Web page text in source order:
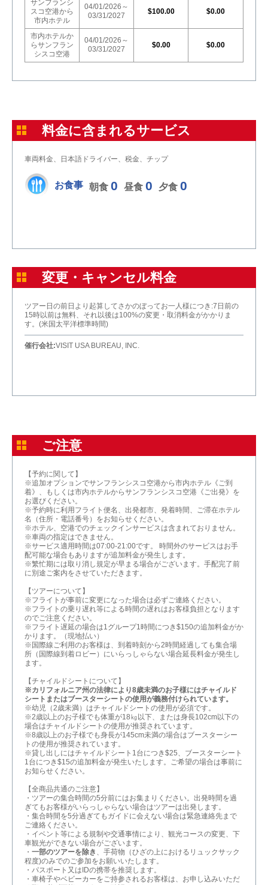
サンフランシ
スコ空港から
市内ホテル
04/01/2026～
03/31/2027
$100.00 $0.00
市内ホテルか
らサンフラン
シスコ空港
04/01/2026～
03/31/2027
$0.00 $0.00
料金に含まれるサービス
車両料金、日本語ドライバー、税金、チップ
お食事 朝食 0 昼食 0 夕食 0
変更・キャンセル料金
ツアー日の前日より起算してさかのぼってお一人様につき:7日前の
15時以前は無料、それ以後は100%の変更・取消料金がかかりま
す。(米国太平洋標準時間)
催行会社:VISIT USA BUREAU, INC.
ご注意
【予約に関して】
※追加オプションでサンフランシスコ空港から市内ホテル《ご到
着》、もしくは市内ホテルからサンフランシスコ空港《ご出発》を
お選びください。
※予約時に利用フライト便名、出発都市、発着時間、ご滞在ホテル
名（住所・電話番号）をお知らせください。
※ホテル、空港でのチェックインサービスは含まれておりません。
※車両の指定はできません。
※サービス適用時間は07:00-21:00です。 時間外のサービスはお手
配可能な場合もありますが追加料金が発生します。
※繁忙期には取り消し規定が早まる場合がございます。手配完了前
に別途ご案内をさせていただきます。
【ツアーについて】
※フライトが事前に変更になった場合は必ずご連絡ください。
※フライトの乗り遅れ等による時間の遅れはお客様負担となります
のでご注意ください。
※フライト遅延の場合は1グループ1時間につき$150の追加料金がか
かります。（現地払い）
※国際線ご利用のお客様は、到着時刻から2時間経過しても集合場
所（国際線到着ロビー）にいらっしゃらない場合延長料金が発生し
ます。
【チャイルドシートについて】
※カリフォルニア州の法律により8歳未満のお子様にはチャイルド
シートまたはブースターシートの使用が義務付けられています。
※幼児（2歳未満）はチャイルドシートの使用が必須です。
※2歳以上のお子様でも体重が18㎏以下、または身長102cm以下の
場合はチャイルドシートの使用が推奨されています。
※8歳以上のお子様でも身長が145cm未満の場合はブースターシー
トの使用が推奨されています。
※貸し出しにはチャイルドシート1台につき$25、ブースターシート
1台につき$15の追加料金が発生いたします。ご希望の場合は事前に
お知らせください。
【全商品共通のご注意】
・ツアーの集合時間の5分前にはお集まりください。出発時間を過
ぎてもお客様がいらっしゃらない場合はツアーは出発します。
・集合時間を5分過ぎてもガイドに会えない場合は緊急連絡先まで
ご連絡ください。
・イベント等による規制や交通事情により、観光コースの変更、下
車観光ができない場合がございます。
・ 一部のツアーを除き 、手荷物（ひざの上におけるリュックサック
程度)のみでのご参加をお願いいたします。
・パスポート又はIDの携帯を推奨します。
・車椅子やベビーカーをご持参されるお客様は、お申し込みいただ